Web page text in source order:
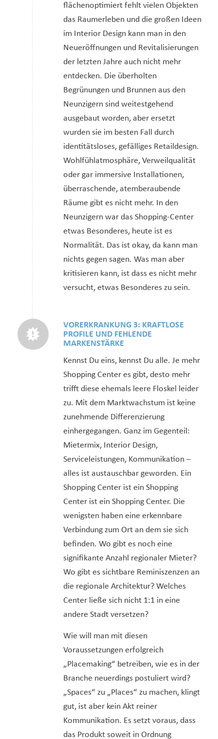
flächenoptimiert fehlt vielen Objekten
das Raumerleben und die großen Ideen
im Interior Design kann man in den
Neueröffnungen und Revitalisierungen
der letzten Jahre auch nicht mehr
entdecken. Die überholten
Begrünungen und Brunnen aus den
Neunzigern sind weitestgehend
ausgebaut worden, aber ersetzt
wurden sie im besten Fall durch
identitätsloses, gefälliges Retaildesign.
Wohlfühlatmosphäre, Verweilqualität
oder gar immersive Installationen,
überraschende, atemberaubende
Räume gibt es nicht mehr. In den
Neunzigern war das Shopping-Center
etwas Besonderes, heute ist es
Normalität. Das ist okay, da kann man
nichts gegen sagen. Was man aber
kritisieren kann, ist dass es nicht mehr
versucht, etwas Besonderes zu sein.
VORERKRANKUNG 3: KRAFTLOSE
PROFILE UND FEHLENDE
MARKENSTÄRKE
Kennst Du eins, kennst Du alle. Je mehr
Shopping Center es gibt, desto mehr
trifft diese ehemals leere Floskel leider
zu. Mit dem Marktwachstum ist keine
zunehmende Differenzierung
einhergegangen. Ganz im Gegenteil:
Mietermix, Interior Design,
Serviceleistungen, Kommunikation –
alles ist austauschbar geworden. Ein
Shopping Center ist ein Shopping
Center ist ein Shopping Center. Die
wenigsten haben eine erkennbare
Verbindung zum Ort an dem sie sich
befinden. Wo gibt es noch eine
signifikante Anzahl regionaler Mieter?
Wo gibt es sichtbare Reminiszenzen an
die regionale Architektur? Welches
Center ließe sich nicht 1:1 in eine
andere Stadt versetzen?
Wie will man mit diesen
Voraussetzungen erfolgreich
„Placemaking“ betreiben, wie es in der
Branche neuerdings postuliert wird?
„Spaces“ zu „Places“ zu machen, klingt
gut, ist aber kein Akt reiner
Kommunikation. Es setzt voraus, dass
das Produkt soweit in Ordnung